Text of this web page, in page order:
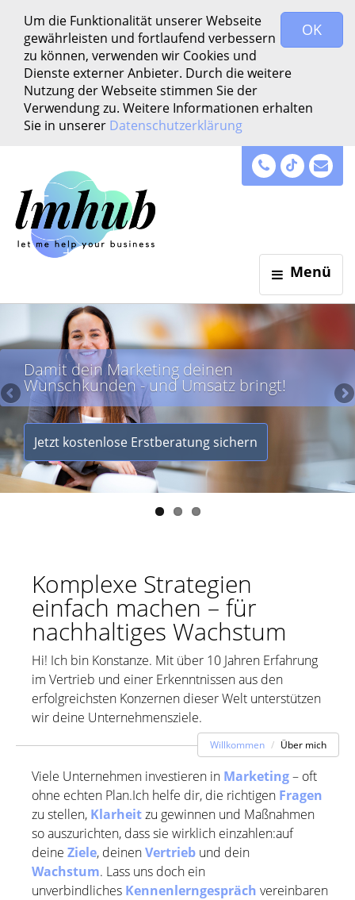
OK
Um die Funktionalität unserer Webseite
gewährleisten und fortlaufend verbessern
zu können, verwenden wir Cookies und
Dienste externer Anbieter. Durch die weitere
Nutzung der Webseite stimmen Sie der
Verwendung zu. Weitere Informationen erhalten
Sie in unserer Datenschutzerklärung
Menü
Komplexe Strategien
einfach machen – für
nachhaltiges Wachstum
Hi! Ich bin Konstanze. Mit über 10 Jahren Erfahrung
im Vertrieb und einer Erkenntnissen aus den
erfolgreichsten Konzernen dieser Welt unterstützen
wir deine Unternehmensziele.
Willkommen Über mich
Viele Unternehmen investieren in Marketing– oft
ohne echten Plan.Ich helfe dir, die richtigen Fragen
zu stellen, Klarheitzu gewinnen und Maßnahmen
so auszurichten, dass sie wirklich einzahlen:auf
deine Ziele, deinenVertrieb und dein
Wachstum. Lass uns doch ein
unverbindliches Kennenlerngespräch vereinbaren